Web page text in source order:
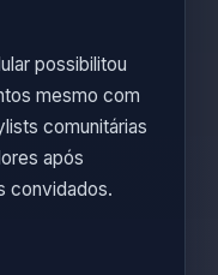
possibilitou
mesmo com
comunitárias
após
convidados.